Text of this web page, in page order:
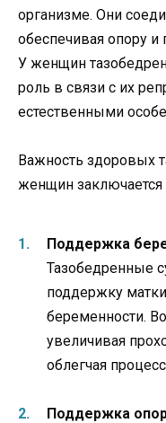
организме. Они
обеспечивая опору и
У женщин
роль в связи с их
естественными
Важность здоровых
женщин
Поддержка
Тазобедренные
поддержку
беременности.
увеличивая
облегчая
Поддержка